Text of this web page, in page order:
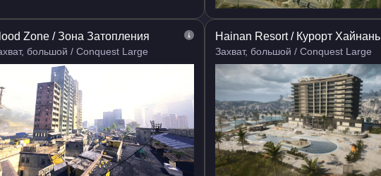
Zone / Зона Затопления
большой / Conquest Large
Hainan Resort / Курорт Хайнань
Захват, большой / Conquest Large